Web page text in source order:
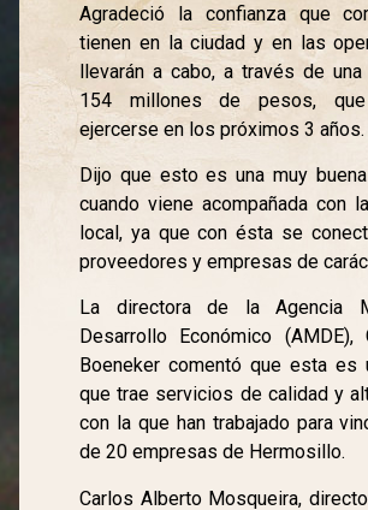
Agradeció la confianza que
tienen en la ciudad y en las
llevarán a cabo, a través de
154 millones de pesos,
ejercerse en los próximos 3 años.
Dijo que esto es una muy
cuando viene acompañada con
local, ya que con ésta se
proveedores y empresas de
La directora de la Agencia
Desarrollo Económico (AMDE),
Boeneker comentó que esta es
que trae servicios de calidad y
con la que han trabajado para
de 20 empresas de Hermosillo.
Carlos Alberto Mosqueira,